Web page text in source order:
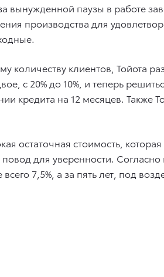
вынужденной паузы в работе
производства для
количеству клиентов, Тойота
с 20% до 10%, и теперь
кредита на 12 месяцев. Также
остаточная стоимость,
для уверенности.
всего 7,5%, а за пять лет, под